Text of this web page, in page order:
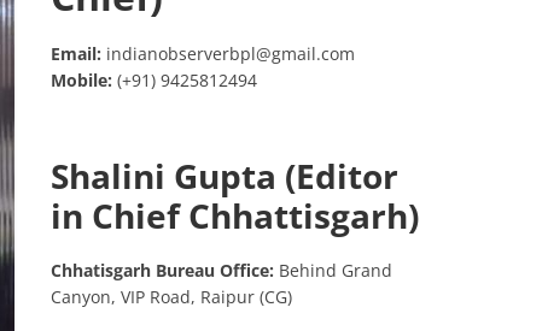
Email: indianobserverbpl@gmail.com
Mobile: (+91) 9425812494
Shalini Gupta (Editor
in Chief Chhattisgarh)
Chhatisgarh Bureau Office: Behind Grand
Canyon, VIP Road, Raipur (CG)